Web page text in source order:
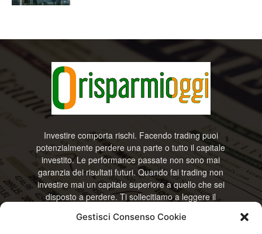
Gestisci Consenso Cookie
Investire comporta rischi. Facendo trading puoi
potenzialmente perdere una parte o tutto il capitale
investito. Le performance passate non sono mai
garanzia dei risultati futuri. Quando fai trading non
investire mai un capitale superiore a quello che sei
disposto a perdere. Ti sollecitiamo a leggere il
RisparmiOggi non offre alcun genere di consulenza